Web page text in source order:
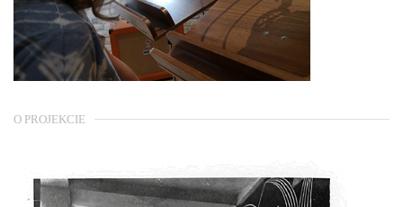
O PROJEKCIE